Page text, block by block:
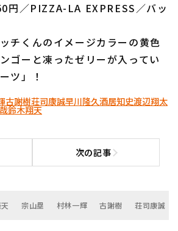
円／PIZZA-LA EXPRESS／バッ
チくんのイメージカラーの黄色
ゴーと凍ったゼリーが入ってい
ツ」！
古謝樹荘司康誠早川隆久酒居知史渡辺翔太
鈴木翔天
次の記事次の記事へ
宗山塁 村林一輝 古謝樹 荘司康誠